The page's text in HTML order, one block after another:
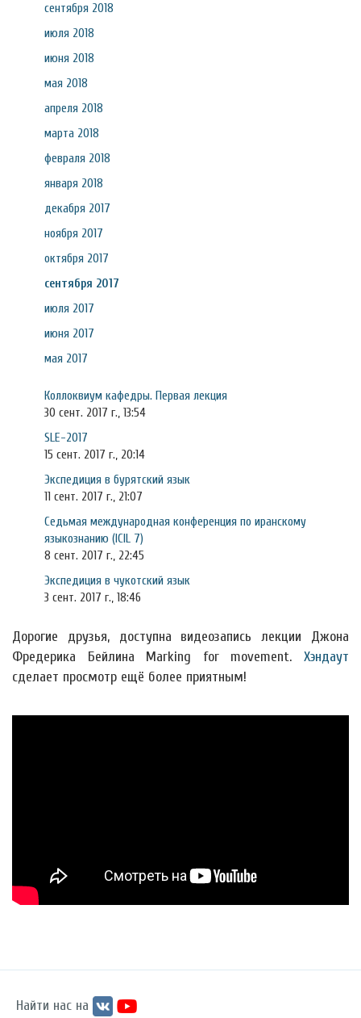
сентября 2018
июля 2018
июня 2018
мая 2018
апреля 2018
марта 2018
февраля 2018
января 2018
декабря 2017
ноября 2017
октября 2017
сентября 2017
июля 2017
июня 2017
мая 2017
Коллоквиум кафедры. Первая лекция
30 сент. 2017 г., 13:54
SLE-2017
15 сент. 2017 г., 20:14
Экспедиция в бурятский язык
11 сент. 2017 г., 21:07
Седьмая международная конференция по иранскому
языкознанию (ICIL 7)
8 сент. 2017 г., 22:45
Экспедиция в чукотский язык
3 сент. 2017 г., 18:46
Дорогие друзья, доступна видеозапись лекции Джона
Фредерика Бейлина Marking for movement. Хэндаут
сделает просмотр ещё более приятным!
Найти нас на